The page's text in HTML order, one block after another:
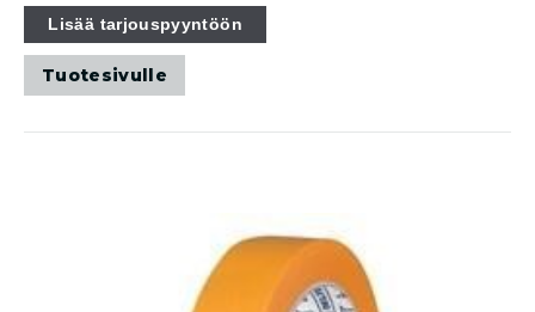
Lisää tarjouspyyntöön
tuotteella
muunnelma.
valinnat
tuotteen
sivulla.
Tuotesivulle